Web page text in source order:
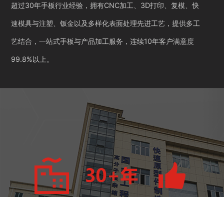
超过30年手板行业经验，拥有CNC加工、3D打印、复模、快
速模具与注塑、钣金以及多样化表面处理先进工艺，提供多工
艺结合，一站式手板与产品加工服务，连续10年客户满意度
99.8%以上。